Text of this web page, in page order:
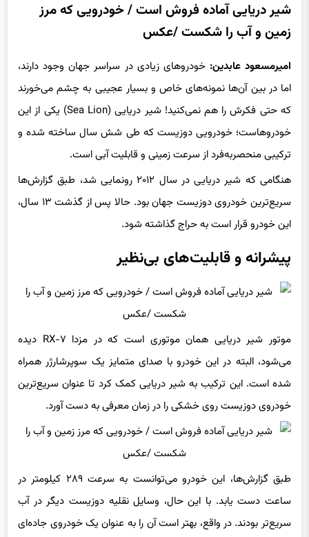
شیر دریایی آماده فروش است / خودرویی که مرز
زمین و آب را شکست /عکس
امیرمسعود عابدین:خودروهای زیادی در سراسر جهان وجود دارند،
اما در بین آن‌ها نمونه‌های خاص و بسیار عجیبی به چشم می‌خورند
که حتی فکرش را هم نمی‌کنید! شیر دریایی (Sea Lion) یکی از این
خودروهاست؛ خودرویی دوزیست که طی شش سال ساخته شده و
ترکیبی منحصربه‌فرد از سرعت زمینی و قابلیت آبی است.
هنگامی که شیر دریایی در سال ۲۰۱۲ رونمایی شد، طبق گزارش‌ها
سریع‌ترین خودروی دوزیست جهان بود. حالا پس از گذشت ۱۳ سال،
این خودرو قرار است به حراج گذاشته شود.
پیشرانه و قابلیت‌های بی‌نظیر
موتور شیر دریایی همان موتوری است که در مزدا RX-۷ دیده
می‌شود، البته در این خودرو با صدای متمایز یک سوپرشارژر همراه
شده است. این ترکیب به شیر دریایی کمک کرد تا عنوان سریع‌ترین
خودروی دوزیست روی خشکی را در زمان معرفی به دست آورد.
طبق گزارش‌ها، این خودرو می‌توانست به سرعت ۲۸۹ کیلومتر در
ساعت دست یابد. با این حال، وسایل نقلیه دوزیست دیگر در آب
سریع‌تر بودند. در واقع، بهتر است آن را به عنوان یک خودروی جاده‌ای